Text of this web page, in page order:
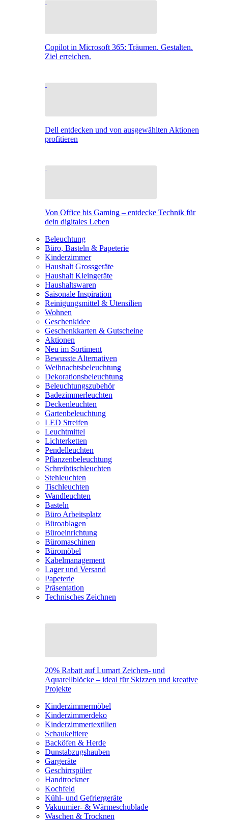
Copilot in Microsoft 365: Träumen. Gestalten.
Ziel erreichen.
Dell entdecken und von ausgewählten Aktionen
profitieren
Von Office bis Gaming – entdecke Technik für
dein digitales Leben
Beleuchtung
Büro, Basteln & Papeterie
Kinderzimmer
Haushalt Grossgeräte
Haushalt Kleingeräte
Haushaltswaren
Saisonale Inspiration
Reinigungsmittel & Utensilien
Wohnen
Geschenkidee
Geschenkkarten & Gutscheine
Aktionen
Neu im Sortiment
Bewusste Alternativen
Weihnachtsbeleuchtung
Dekorationsbeleuchtung
Beleuchtungszubehör
Badezimmerleuchten
Deckenleuchten
Gartenbeleuchtung
LED Streifen
Leuchtmittel
Lichterketten
Pendelleuchten
Pflanzenbeleuchtung
Schreibtischleuchten
Stehleuchten
Tischleuchten
Wandleuchten
Basteln
Büro Arbeitsplatz
Büroablagen
Büroeinrichtung
Büromaschinen
Büromöbel
Kabelmanagement
Lager und Versand
Papeterie
Präsentation
Technisches Zeichnen
20% Rabatt auf Lumart Zeichen- und
Aquarellblöcke – ideal für Skizzen und kreative
Projekte
Kinderzimmermöbel
Kinderzimmerdeko
Kinderzimmertextilien
Schaukeltiere
Backöfen & Herde
Dunstabzugshauben
Gargeräte
Geschirrspüler
Handtrockner
Kochfeld
Kühl- und Gefriergeräte
Vakuumier- & Wärmeschublade
Waschen & Trocknen